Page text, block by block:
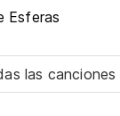
Esferas
las canciones